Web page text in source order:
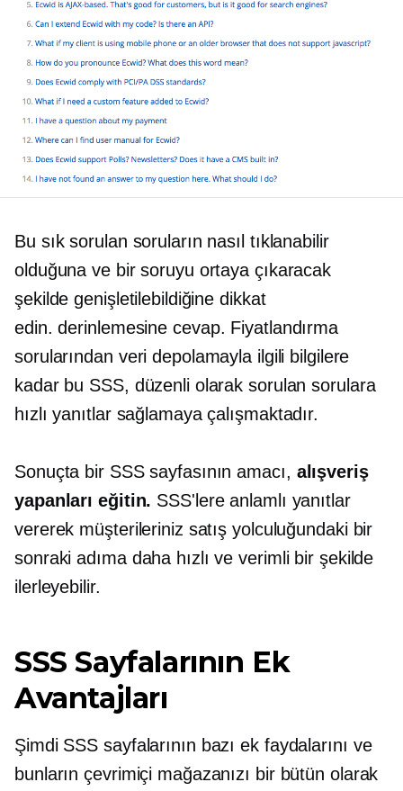
Bu sık sorulan soruların nasıl tıklanabilir
olduğuna ve bir soruyu ortaya çıkaracak
şekilde genişletilebildiğine dikkat
edin.derinlemesine cevap. Fiyatlandırma
sorularından veri depolamayla ilgili bilgilere
kadar bu SSS, düzenli olarak sorulan sorulara
hızlı yanıtlar sağlamaya çalışmaktadır.
Sonuçta bir SSS sayfasının amacı, alışveriş
yapanları eğitin. SSS'lere anlamlı yanıtlar
vererek müşterileriniz satış yolculuğundaki bir
sonraki adıma daha hızlı ve verimli bir şekilde
ilerleyebilir.
SSS Sayfalarının Ek
Avantajları
Şimdi SSS sayfalarının bazı ek faydalarını ve
bunların çevrimiçi mağazanızı bir bütün olarak